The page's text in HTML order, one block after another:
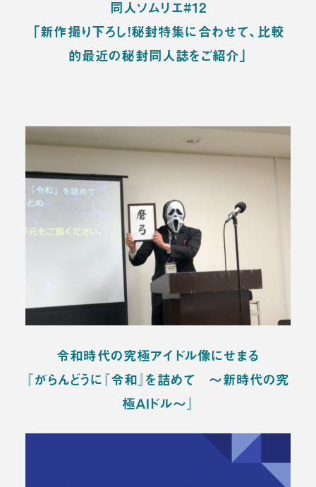
同人ソムリエ#12
「新作撮り下ろし！秘封特集に合わせて、比較
的最近の秘封同人誌をご紹介」
令和時代の究極アイドル像にせまる
『がらんどうに『令和』を詰めて ～新時代の究
極ＡＩドル～』